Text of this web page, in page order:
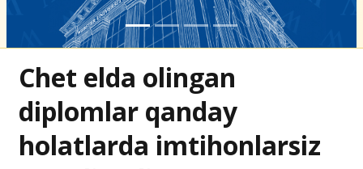
Chet elda olingan
diplomlar qanday
holatlarda imtihonlarsiz